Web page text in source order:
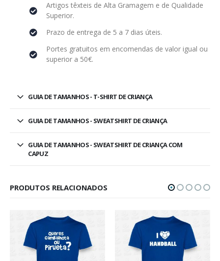
Artigos têxteis de Alta Gramagem e de Qualidade
Superior.
Prazo de entrega de 5 a 7 dias úteis.
Portes gratuitos em encomendas de valor igual ou
superior a 50€.
GUIA DE TAMANHOS - T-SHIRT DE CRIANÇA
GUIA DE TAMANHOS - SWEATSHIRT DE CRIANÇA
GUIA DE TAMANHOS - SWEATSHIRT DE CRIANÇA COM
CAPUZ
PRODUTOS RELACIONADOS